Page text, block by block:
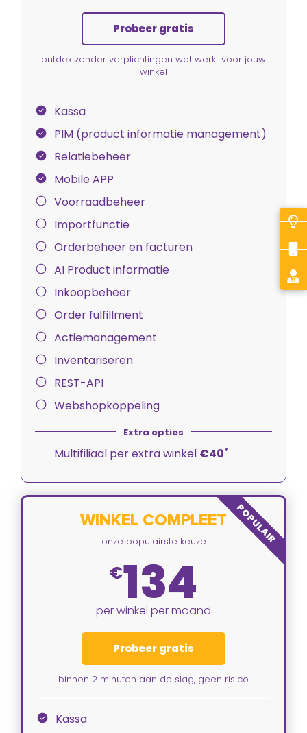
Probeer gratis
ontdek zonder verplichtingen wat werkt voor jouw
winkel
Kassa
PIM (product informatie management)
Relatiebeheer
Mobile APP
Voorraadbeheer
Importfunctie
Orderbeheer en facturen
AI Product informatie
Inkoopbeheer
Order fulfillment
Actiemanagement
Inventariseren
REST-API
Webshopkoppeling
Multifiliaal per extra winkel €40*
POPULAIR
WINKEL COMPLEET
onze populairste keuze
€134
per winkel per maand
Probeer gratis
binnen 2 minuten aan de slag, geen risico
Kassa